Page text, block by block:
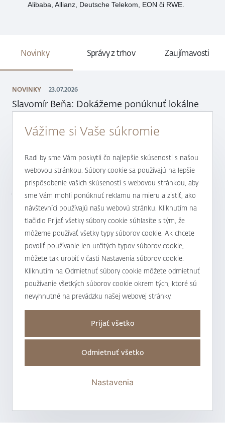
Alibaba, Allianz, Deutsche Telekom, EON či RWE.
Novinky Správy z trhov Zaujímavosti
NOVINKY 23.07.2026
Slavomír Beňa: Dokážeme ponúknuť lokálne
NOVINKY 18.06.2026
J&T BANKA získala ocenenie Burzy cenných
papierov v Bratislave za najväčší objem
obchodov už ôsmy rok po sebe
NOVINKY 12.05.2026
Termínované vklady sa opäť dostávajú do
pozornosti klientov, ktorí preferujú
konzervatívnejší prístup k zhodnocovaniu
svojich finančných prostriedkov
Slovenskí milionári podporujú opatrenia, ktoré
môžu zlepšiť dostupnosť bývania pre mladých
Vážime si Vaše súkromie
Radi by sme Vám poskytli čo najlepšie skúsenosti s našou
webovou stránkou. Súbory cookie sa používajú na lepšie
prispôsobenie vašich skúseností s webovou stránkou, aby
sme Vám mohli ponúknuť reklamu na mieru a zistiť, ako
návštevníci používajú našu webovú stránku. Kliknutím na
tlačidlo Prijať všetky súbory cookie súhlasíte s tým, že
môžeme používať všetky typy súborov cookie. Ak chcete
povoliť používanie len určitých typov súborov cookie,
môžete tak urobiť v časti Nastavenia súborov cookie.
Kliknutím na Odmietnuť súbory cookie môžete odmietnuť
používanie všetkých súborov cookie okrem tých, ktoré sú
nevyhnutné na prevádzku našej webovej stránky.
Prijať všetko
Odmietnuť všetko
Nastavenia